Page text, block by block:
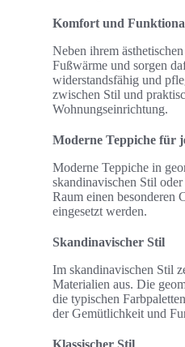
Komfort und
Neben ihrem
Fußwärme und sorgen
widerstandsfähig und
zwischen Stil und
Wohnungseinrichtung.
Moderne Teppiche für
Moderne Teppiche in
skandinavischen Stil
Raum einen besonderen
eingesetzt werden.
Skandinavischer Stil
Im skandinavischen Stil
Materialien aus. Die
die typischen
der Gemütlichkeit und
Klassischer Stil